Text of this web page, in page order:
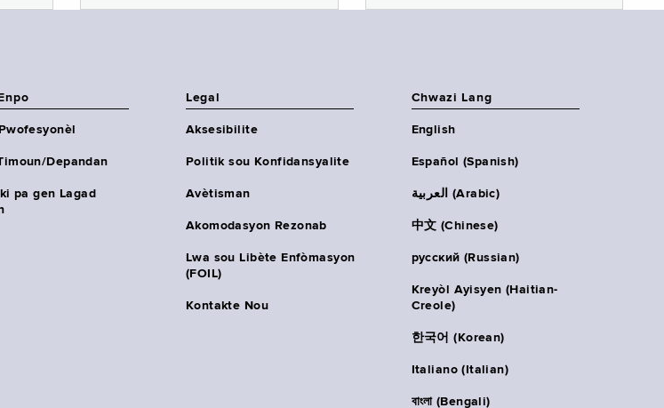
Depandan
pa gen Lagad
Legal
Aksesibilite
Politik sou Konfidansyalite
Avètisman
Akomodasyon Rezonab
Lwa sou Libète Enfòmasyon
(FOIL)
Kontakte Nou
Chwazi Lang
English
Español (Spanish)
العربية (Arabic)
中文 (Chinese)
русский (Russian)
Kreyòl Ayisyen (Haitian-
Creole)
한국어 (Korean)
Italiano (Italian)
বাংলা (Bengali)